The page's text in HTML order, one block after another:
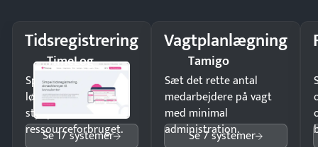
Tidsregistrering
TimeLog
Spar tid på
lønberegning og få
styr på
ressourceforbruget.
Se 17 systemer
Vagtplanlægning
Tamigo
Sæt det rette antal
medarbejdere på vagt
med minimal
administration.
Se 7 systemer